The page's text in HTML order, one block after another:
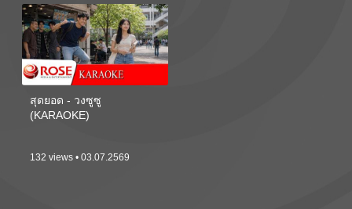
สุดยอด - วงซูซู
(KARAOKE)
132 views • 03.07.2569